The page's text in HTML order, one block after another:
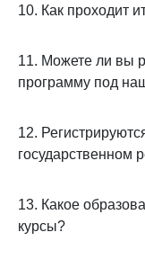
10. Как проходит
11. Можете ли вы
программу под
12.
государственном
13. Какое
курсы?